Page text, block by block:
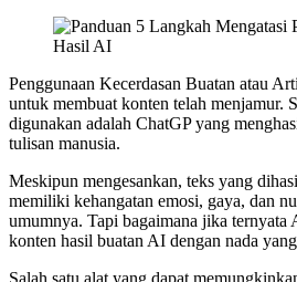
Penggunaan Kecerdasan Buatan atau
untuk membuat konten telah menjamur.
digunakan adalah ChatGP yang
tulisan manusia.
Meskipun mengesankan, teks yang
memiliki kehangatan emosi, gaya, dan
umumnya. Tapi bagaimana jika ternyata
konten hasil buatan AI dengan nada